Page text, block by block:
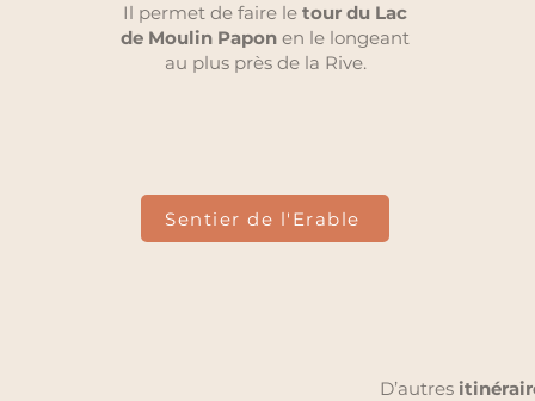
Il permet de faire letour du Lac
de Moulin Papon en le longeant
au plus près de la Rive.
Sentier de l'Erable
D’autres